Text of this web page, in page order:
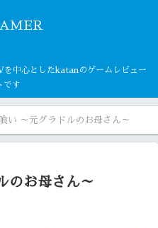
中心としたkatanのゲームレビュー
です
い ～元グラドルのお母さん～
のお母さん～